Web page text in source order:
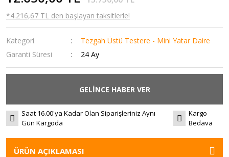
*4.216,67 TL den başlayan taksitlerle!
Kategori
Tezgah Üstü Testere - Mini Yatar Daire
Garanti Süresi
24 Ay
GELİNCE HABER VER
Saat 16.00'ya Kadar Olan Siparişleriniz Aynı
Gün Kargoda
Kargo
Bedava
ÜRÜN AÇIKLAMASI